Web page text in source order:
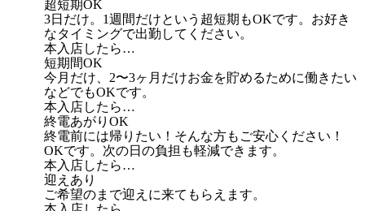
超短期OK
3日だけ。1週間だけという超短期もOKです。お好き
なタイミングで出勤してください。
本入店したら…
短期間OK
今月だけ、2〜3ヶ月だけお金を貯めるために働きたい
などでもOKです。
本入店したら…
終電あがりOK
終電前には帰りたい！そんな方もご安心ください！
OKです。次の日の負担も軽減できます。
本入店したら…
迎えあり
ご希望のまで迎えに来てもらえます。